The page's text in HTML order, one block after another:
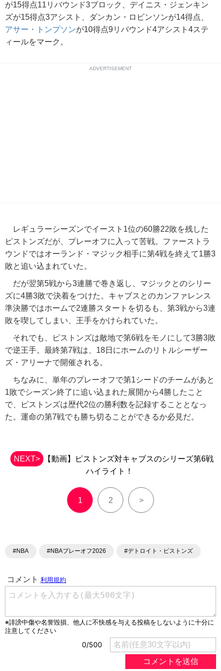
が15得点11リバウンド3ブロック、デイニス・ジェンキン
ズが15得点3アシスト、ダンカン・ロビンソンが14得点、
アサー・トンプソンが10得点9リバウンド4アシスト4ステ
ィールをマーク。
ADVERTISEMENT
レギュラーシーズンでイースト1位の60勝22敗を残した
ピストンズだが、プレーオフに入って苦戦。ファーストラ
ウンドではオーランド・マジック相手に第4戦を終えて1勝3
敗と追い込まれていた。
だが翌第5戦から3連勝で巻き返し、マジックとのシリー
ズに4勝3敗で決着をつけた。キャブスとのカンファレンス
準決勝ではホームで2連勝スタートを切るも、第3戦から3連
敗を喫してしまい、王手をかけられていた。
それでも、ピストンズは敵地で第6戦をモノにして3勝3敗
で逆王手。最終第7戦は、18日にホームのリトルシーザー
ズ・アリーナで開催される。
ちなみに、単年のプレーオフで第1シードのチームがあと
1敗でシーズン終了に追い込まれた展開から4勝したこと
で、ピストンズは歴代2位の勝利数を記録することとなっ
た。運命の第7戦でも勝ち切ることができるか必見だ。
NEXT> 【動画】ピストンズ対キャブスのシリーズ第6戦
ハイライト！
1 2 >
#NBA #NBAプレーオフ2026 #デトロイト・ピストンズ